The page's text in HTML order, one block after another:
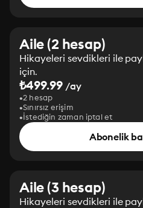
Aile (2 hesap)
Hikayeleri sevdikleri ile
için.
₺499.99 /ay
2 hesap
Sınırsız erişim
İstediğin zaman iptal et
Abonelik
Aile (3 hesap)
Hikayeleri sevdikleri ile